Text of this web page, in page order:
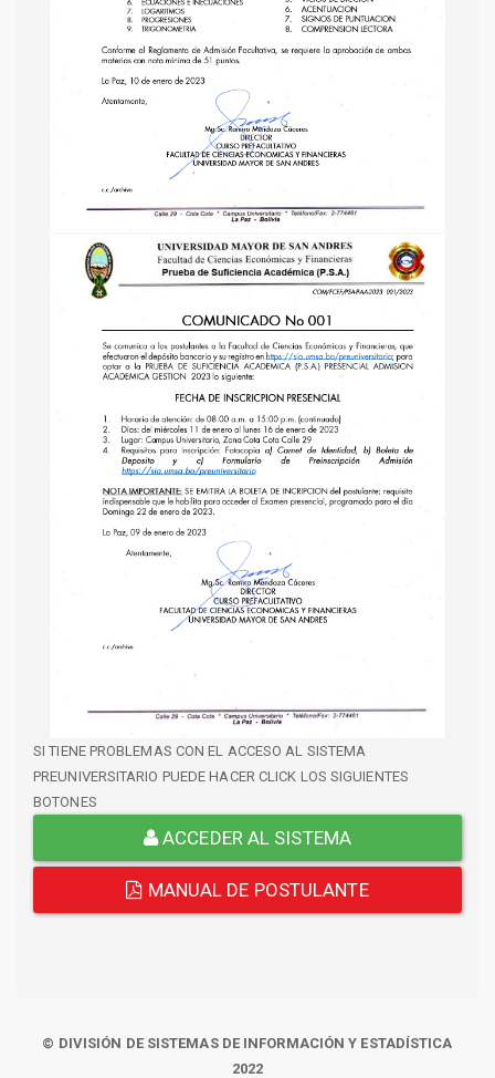
SI TIENE PROBLEMAS CON EL ACCESO AL SISTEMA
PREUNIVERSITARIO PUEDE HACER CLICK LOS SIGUIENTES
BOTONES
ACCEDER AL SISTEMA
MANUAL DE POSTULANTE
© DIVISIÓN DE SISTEMAS DE INFORMACIÓN Y ESTADÍSTICA
2022